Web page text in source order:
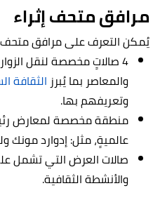
مرافق متحف إثراء
يُمكن التعرف على مرافق متحف
4 صالاتٍ مخصصة لنقل
والمعاصر بما يُبرز الثقافة
وتعريفهم بها.
منطقة مخصصة لمعارض
عالميةٍ، مثل: إدوارد مونك
صالات العرض التي تشمل
والأنشطة الثقافية.